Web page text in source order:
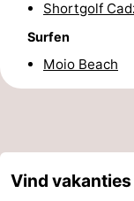
Fietsen
Golfbanen
-
Shortgolf
Surfen
Moio Beach
Vind